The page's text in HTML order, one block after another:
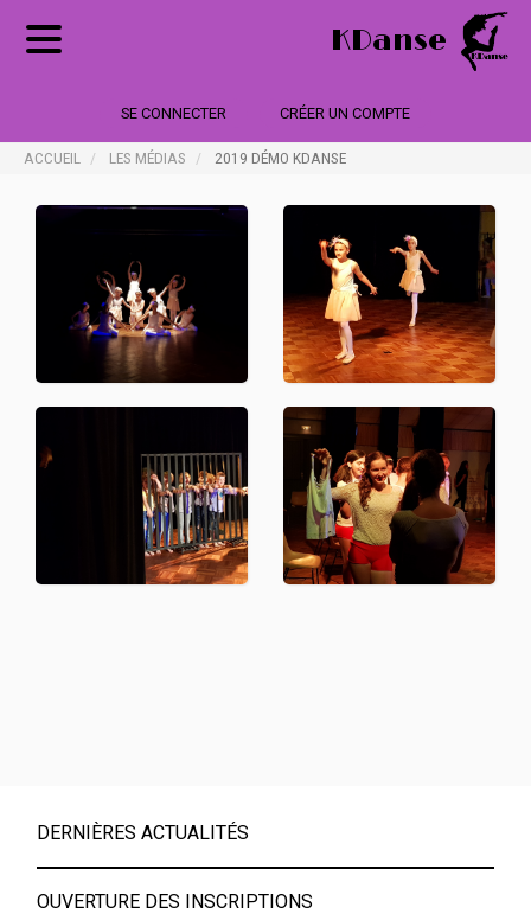
KDanse
SE CONNECTER CRÉER UN COMPTE
ACCUEIL LES MÉDIAS 2019 DÉMO KDANSE
DERNIÈRES ACTUALITÉS
OUVERTURE DES INSCRIPTIONS